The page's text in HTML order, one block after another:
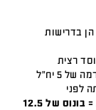
הן בדרישות
רצית
להתקבל, לאיזה חוג ופקולטה וכו'. יש חוגים בהם רמה של 5 יח"ל
לפני
בנוסף, יש את עניין הבונוס. 4 יחידות = בונוס של 12.5